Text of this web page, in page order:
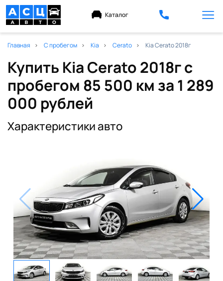
Каталог
Главная С пробегом Kia Cerato Kia Cerato 2018г
Купить Kia Cerato 2018г с
пробегом 85 500 км за 1 289
000 рублей
Характеристики авто